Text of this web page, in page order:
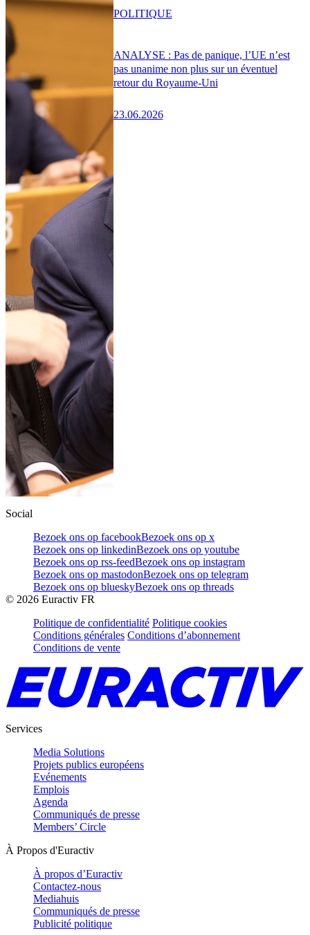
ANALYSE : Pas de panique, l’UE n’est
pas unanime non plus sur un éventuel
retour du Royaume-Uni
23.06.2026
POLITIQUE
Social
Bezoek ons op facebookBezoek ons op x
Bezoek ons op linkedinBezoek ons op youtube
Bezoek ons op rss-feedBezoek ons op instagram
Bezoek ons op mastodonBezoek ons op telegram
Bezoek ons op blueskyBezoek ons op threads
© 2026 Euractiv FR
Politique de confidentialité Politique cookies
Conditions générales Conditions d’abonnement
Conditions de vente
Services
Media Solutions
Projets publics européens
Evénements
Emplois
Agenda
Communiqués de presse
Members’ Circle
À Propos d'Euractiv
À propos d’Euractiv
Contactez-nous
Mediahuis
Communiqués de presse
Publicité politique